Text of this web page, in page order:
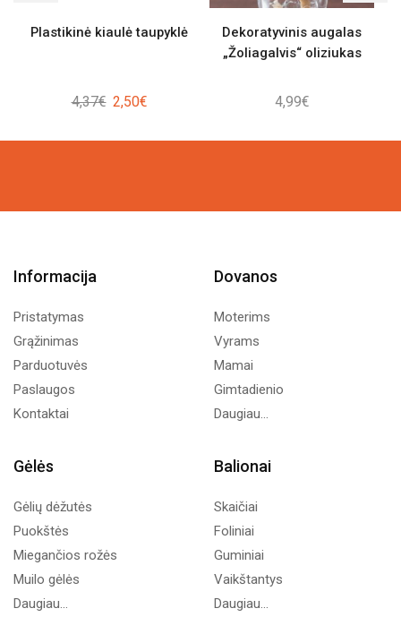
Plastikinė kiaulė taupyklė
4,37€ Original
was:
2,50€Current
is:
Dekoratyvinis augalas
„Žoliagalvis“ oliziukas
4,99€
Informacija
Pristatymas
Grąžinimas
Parduotuvės
Paslaugos
Kontaktai
Dovanos
Moterims
Vyrams
Mamai
Gimtadienio
Daugiau...
Gėlės
Gėlių dėžutės
Puokštės
Miegančios rožės
Muilo gėlės
Daugiau...
Balionai
Skaičiai
Foliniai
Guminiai
Vaikštantys
Daugiau...